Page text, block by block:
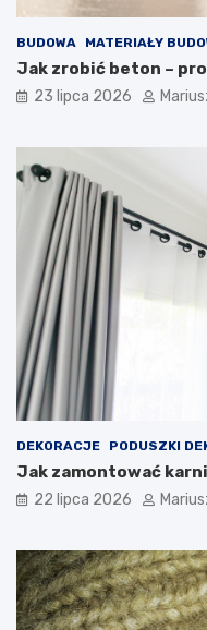
BUDOWA MATERIAŁY
Jak zrobić beton –
23 lipca 2026
DEKORACJE PODUSZKI
Jak zamontować
22 lipca 2026